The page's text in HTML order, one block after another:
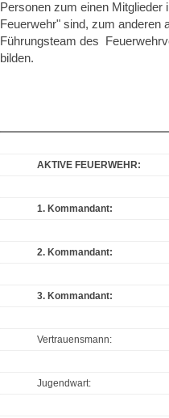
Personen zum einen Mitglieder
Feuerwehr" sind, zum anderen
Führungsteam des
bilden.
AKTIVE FEUERWEHR:
1. Kommandant:
2. Kommandant:
3. Kommandant:
Vertrauensmann:
Jugendwart: